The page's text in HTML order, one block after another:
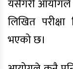
यसैगरी आयोगले
लिखित परीक्षा
भएको छ।